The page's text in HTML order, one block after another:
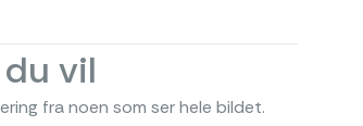
vil
fra noen som ser hele bildet.